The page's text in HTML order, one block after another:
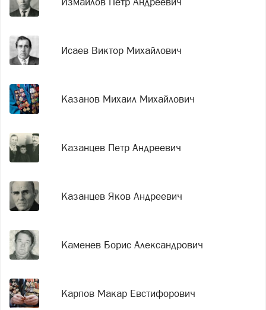
Исаев Виктор Михайлович
Казанов Михаил Михайлович
Казанцев Петр Андреевич
Казанцев Яков Андреевич
Каменев Борис Александрович
Карпов Макар Евстифорович